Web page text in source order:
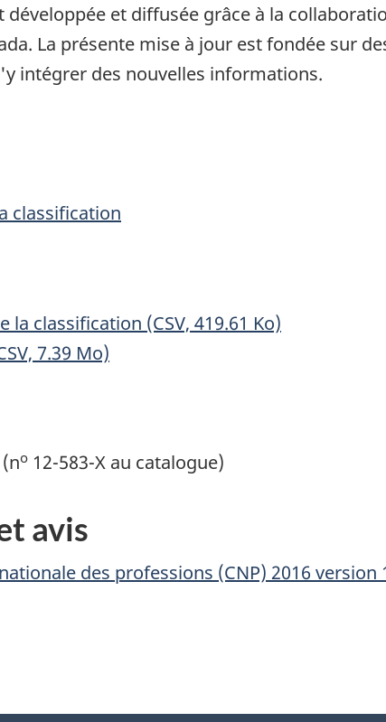
développée et diffusée grâce à la
La présente mise à jour est fondée sur
intégrer des nouvelles informations.
classification
la classification (CSV, 419.61 Ko)
7.39 Mo)
o 12-583-X au catalogue)
avis
des professions (CNP) 2016 version